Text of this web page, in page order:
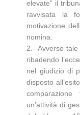
elevate” il
ravvisata la
motivazione
nomina.
2.- Avverso
ribadendo
nel giudizio di
disposto
un’attività di